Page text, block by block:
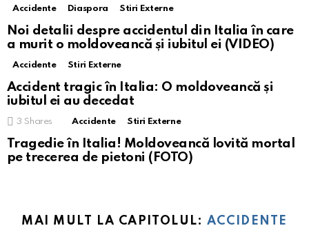
Accidente Diaspora Stiri Externe
Noi detalii despre accidentul din Italia în care
a murit o moldoveancă și iubitul ei (VIDEO)
Accidente Stiri Externe
Accident tragic în Italia: O moldoveancă și
iubitul ei au decedat
3 Shares Accidente Stiri Externe
Tragedie în Italia! Moldoveancă lovită mortal
pe trecerea de pietoni (FOTO)
MAI MULT LA CAPITOLUL: ACCIDENTE